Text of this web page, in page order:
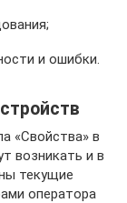
и ошибки.
«Свойства» в
возникать и в
текущие
оператора